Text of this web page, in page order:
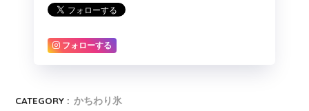
フォローする
CATEGORY : かちわり氷